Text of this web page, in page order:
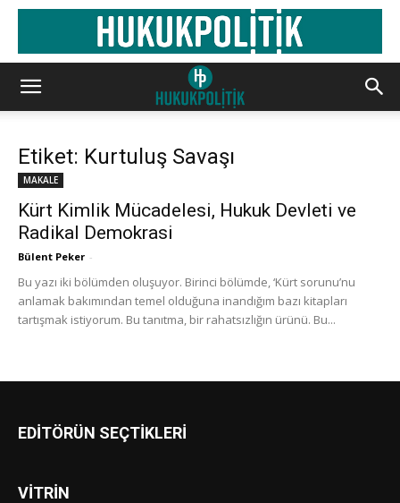
Etiket: Kurtuluş Savaşı
MAKALE
Kürt Kimlik Mücadelesi, Hukuk Devleti ve
Radikal Demokrasi
Bülent Peker -
Bu yazı iki bölümden oluşuyor. Birinci bölümde, ‘Kürt sorunu’nu
anlamak bakımından temel olduğuna inandığım bazı kitapları
tartışmak istiyorum. Bu tanıtma, bir rahatsızlığın ürünü. Bu...
EDİTÖRÜN SEÇTİKLERİ
VİTRİN